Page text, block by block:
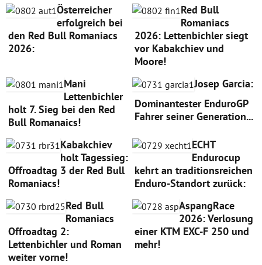
Österreicher
erfolgreich bei
den Red Bull Romaniacs
2026:
Red Bull
Romaniacs
2026: Lettenbichler siegt
vor Kabakchiev und
Moore!
Mani
Lettenbichler
holt 7. Sieg bei den Red
Bull Romanaics!
Josep Garcia:
Dominantester EnduroGP
Fahrer seiner Generation...
Kabakchiev
holt Tagessieg:
Offroadtag 3 der Red Bull
Romaniacs!
ECHT
Endurocup
kehrt an traditionsreichen
Enduro-Standort zurück:
Red Bull
Romaniacs
Offroadtag 2:
Lettenbichler und Roman
weiter vorne!
AspangRace
2026: Verlosung
einer KTM EXC-F 250 und
mehr!